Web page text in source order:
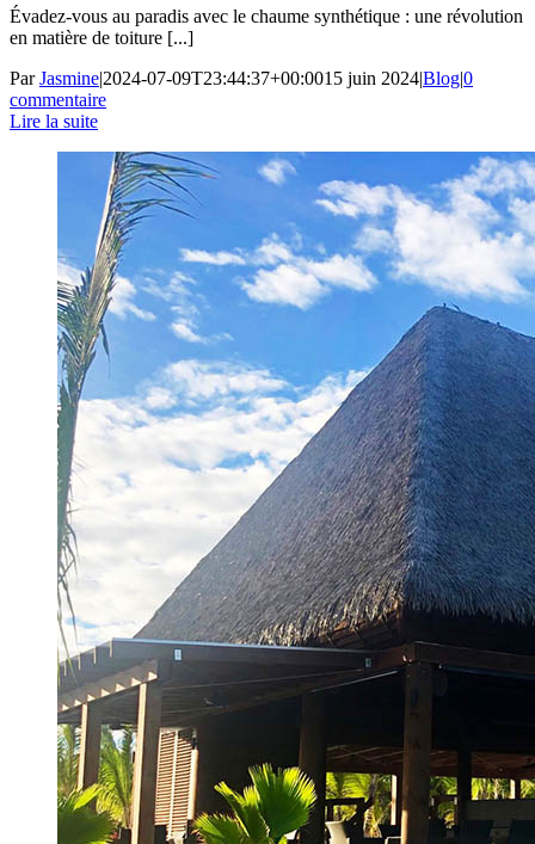
Évadez-vous au paradis avec le chaume synthétique : une révolution
en matière de toiture [...]
ParJasmine|2024-07-09T23:44:37+00:0015 juin 2024|Blog|0
commentaire
Lire la suite